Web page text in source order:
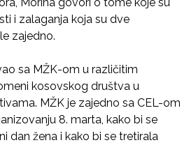
i zalaganja koja su dve
zajedno.
sa MŽK-om u različitim
kosovskog društva u
MŽK je zajedno sa CEL-om
8. marta, kako bi se
dan žena i kako bi se tretirala